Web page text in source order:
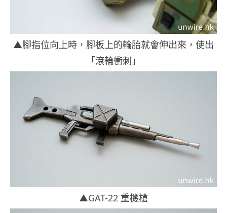
▲腳指位向上時，腳板上的輪胎就會伸出來，使出
「滾輪衝刺」
▲GAT-22 重機槍